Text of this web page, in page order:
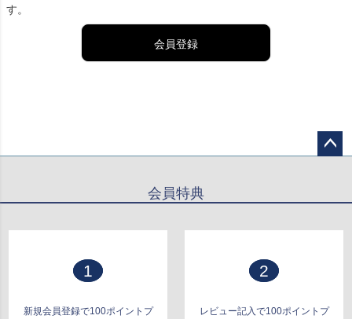
す。
会員登録
会員特典
1
新規会員登録で100ポイントプ
2
レビュー記入で100ポイントプ